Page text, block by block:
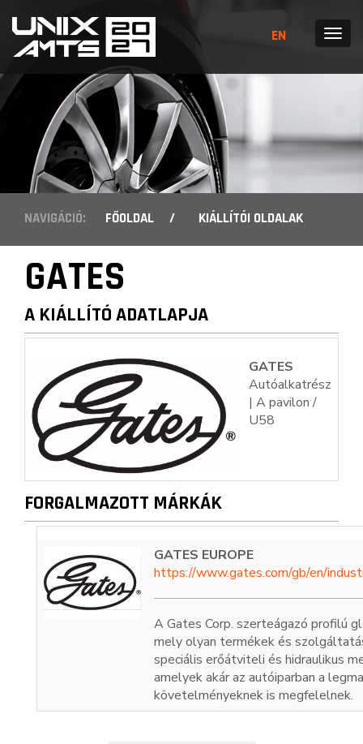
EN MENÜ
NAVIGÁCIÓ: FŐOLDAL / KIÁLLÍTÓI OLDALAK
GATES
A KIÁLLÍTÓ ADATLAPJA
GATES
Autóalkatrész
| A pavilon /
U58
FORGALMAZOTT MÁRKÁK
GATES EUROPE
https://www.gates.com/gb/en/
A Gates Corp. szerteágazó profilú
mely olyan termékek és
speciális erőátviteli és hidraulikus
amelyek akár az autóiparban a
követelményeknek is megfelelnek.